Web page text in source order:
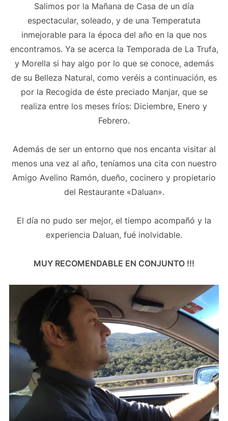
Salimos por la Mañana de Casa de un día
espectacular, soleado, y de una Temperatuta
inmejorable para la época del año en la que nos
encontramos. Ya se acerca la Temporada de La Trufa,
y Morella si hay algo por lo que se conoce, además
de su Belleza Natural, como veréis a continuación, es
por la Recogida de éste preciado Manjar, que se
realiza entre los meses fríos: Diciembre, Enero y
Febrero.
Además de ser un entorno que nos encanta visitar al
menos una vez al año, teníamos una cita con nuestro
Amigo Avelino Ramón, dueño, cocinero y propietario
del Restaurante «Daluan».
El día no pudo ser mejor, el tiempo acompañó y la
experiencia Daluan, fué inolvidable.
MUY RECOMENDABLE EN CONJUNTO !!!